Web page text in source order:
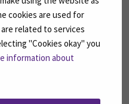
cookies are used for
related to services
"Cookies okay" you
information about
aiheista.
SEAMKin
tapahtumista ja